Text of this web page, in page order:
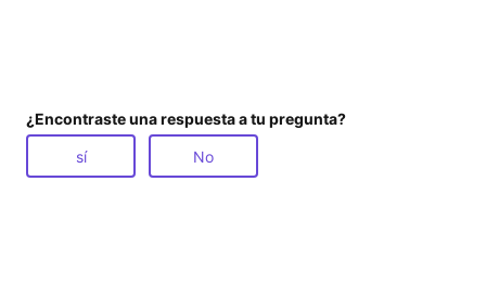
¿Encontraste una respuesta a tu pregunta?
sí No